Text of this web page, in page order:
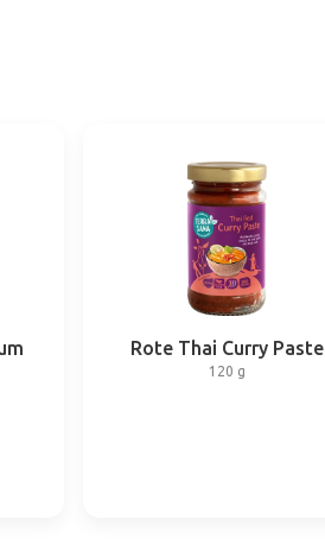
Rote Thai Curry Paste
120 g